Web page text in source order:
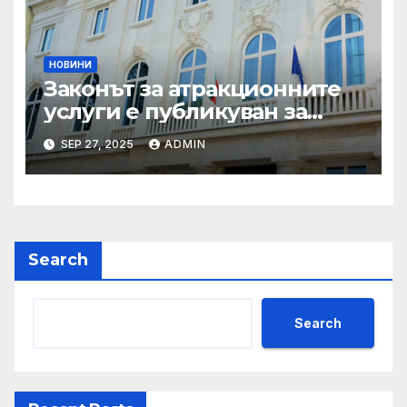
НОВИНИ
Законът за атракционните
услуги е публикуван за
обществено обсъждане
SEP 27, 2025 ADMIN
Search
Search